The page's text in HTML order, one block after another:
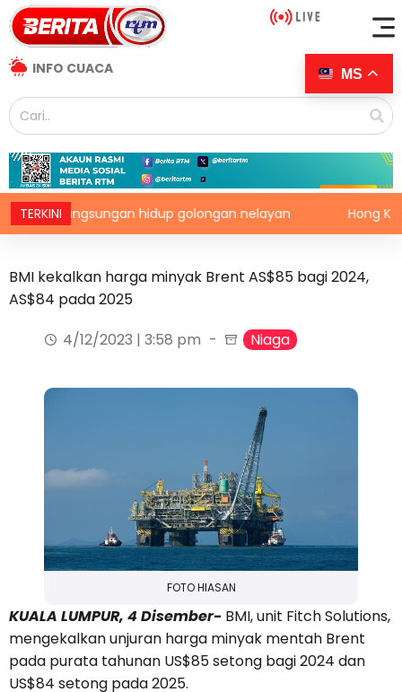
INFO CUACA
TERKINI hidup golongan nelayan Hong Kong
BMI kekalkan harga minyak Brent AS$85 bagi 2024,
AS$84 pada 2025
4/12/2023 | 3:58 pm
Niaga
FOTO HIASAN
KUALA LUMPUR, 4 Disember- BMI, unit Fitch Solutions,
mengekalkan unjuran harga minyak mentah Brent
pada purata tahunan US$85 setong bagi 2024 dan
US$84 setong pada 2025.
MS